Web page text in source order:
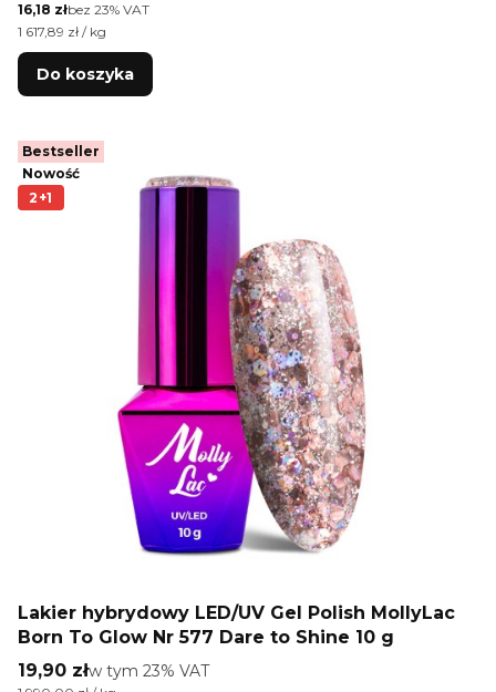
Cena netto
16,18 złbez 23% VAT
Cena jednostkowa netto
1 617,89 zł / kg
Do koszyka
Bestseller
Nowość
2+1
Lakier hybrydowy LED/UV Gel Polish MollyLac
Born To Glow Nr 577 Dare to Shine 10 g
Cena brutto
19,90 złw tym %s VAT
w tym 23% VAT